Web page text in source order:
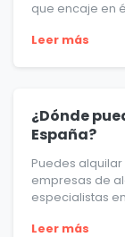
que encaje en
Leer más
¿Dónde
España?
Puedes
empresas de
especialistas
Leer más